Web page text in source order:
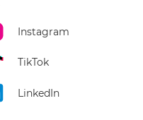
Instagram
TikTok
LinkedIn